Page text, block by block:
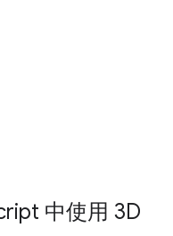
中使用 3D